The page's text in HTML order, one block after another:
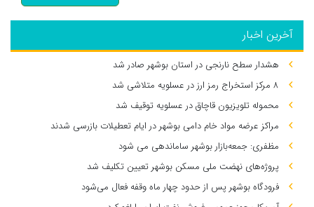
آخرین اخبار
هشدار سطح نارنجی در استان بوشهر صادر شد
۸ مرکز استخراج رمز ارز در عسلویه متلاشی شد
محموله تلویزیون قاچاق در عسلویه توقیف شد
مراکز عرضه مواد خام دامی بوشهر در ایام تعطیلات بازرسی شدند
مظفری: جمعه‌بازار بوشهر ساماندهی می‌ شود
پروژه‌های نهضت ملی مسکن بوشهر تعیین تکلیف شد
فرودگاه بوشهر پس از حدود چهار ماه وقفه فعال می‌شود